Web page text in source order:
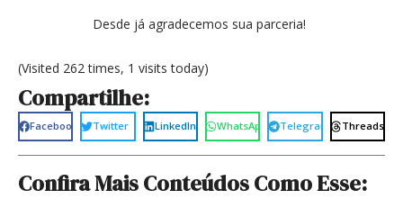
Desde já agradecemos sua parceria!
(Visited 262 times, 1 visits today)
Compartilhe:
Facebook Twitter LinkedIn WhatsApp Telegram Threads
Confira Mais Conteúdos Como Esse: